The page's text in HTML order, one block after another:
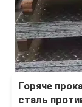
Горяче
сталь